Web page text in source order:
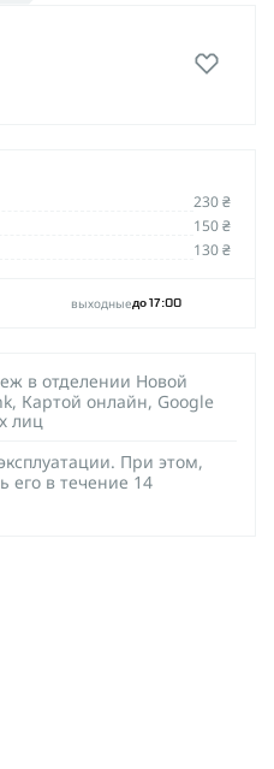
230 ₴
150 ₴
130 ₴
выходныедо 17:00
в отделении Новой
Картой онлайн, Google
лиц
При этом,
его в течение 14